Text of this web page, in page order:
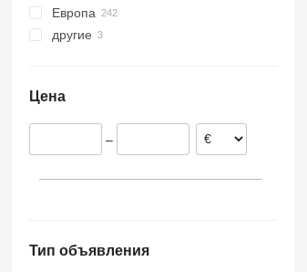
D 250
D 280
Midlum 280
Midlum 300
Premium 300
Premium 310
Premium 440
T440
T460
Европа
Испания
Германия
Венгрия
другие
Цена
–
Тип объявления